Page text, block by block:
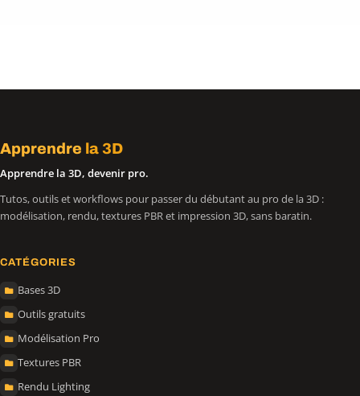
Apprendre la 3D
Apprendre la 3D, devenir pro.
Tutos, outils et workflows pour passer du débutant au pro de la 3D :
modélisation, rendu, textures PBR et impression 3D, sans baratin.
CATÉGORIES
Bases 3D
Outils gratuits
Modélisation Pro
Textures PBR
Rendu Lighting